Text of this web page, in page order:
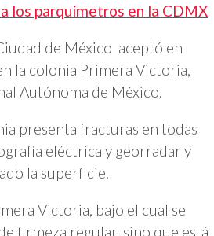
los parquímetros en la CDMX
de México aceptó en
la colonia Primera Victoria,
Autónoma de México.
presenta fracturas en todas
eléctrica y georradar y
la superficie.
Victoria, bajo el cual se
firmeza regular, sino que está